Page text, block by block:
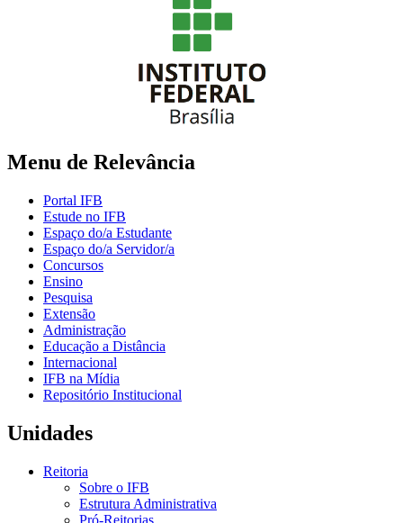
Menu de Relevância
Portal IFB
Estude no IFB
Espaço do/a Estudante
Espaço do/a Servidor/a
Concursos
Ensino
Pesquisa
Extensão
Administração
Educação a Distância
Internacional
IFB na Mídia
Repositório Institucional
Unidades
Reitoria
Sobre o IFB
Estrutura Administrativa
Pró-Reitorias